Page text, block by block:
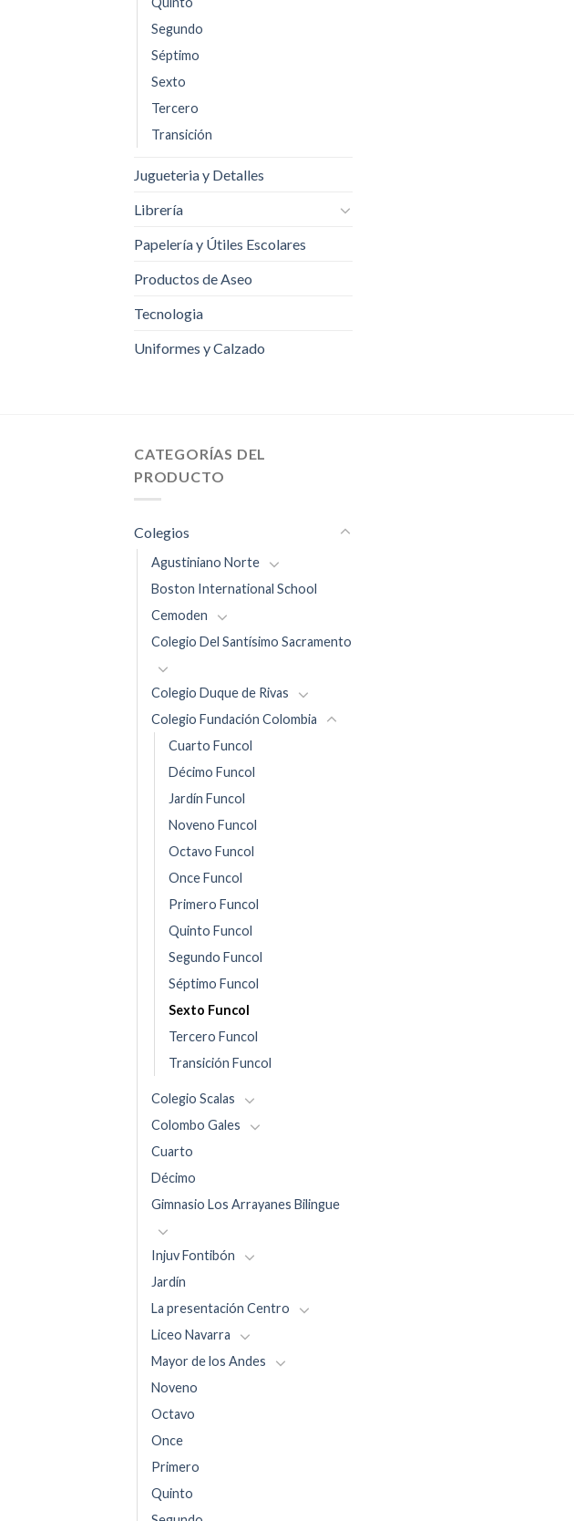
Segundo
Séptimo
Sexto
Tercero
Transición
Jugueteria y Detalles
Librería
Papelería y Útiles Escolares
Productos de Aseo
Tecnologia
Uniformes y Calzado
CATEGORÍAS DEL
PRODUCTO
Colegios
Agustiniano Norte
Boston International School
Cemoden
Colegio Del Santísimo Sacramento
Colegio Duque de Rivas
Colegio Fundación Colombia
Cuarto Funcol
Décimo Funcol
Jardín Funcol
Noveno Funcol
Octavo Funcol
Once Funcol
Primero Funcol
Quinto Funcol
Segundo Funcol
Séptimo Funcol
Sexto Funcol
Tercero Funcol
Transición Funcol
Colegio Scalas
Colombo Gales
Cuarto
Décimo
Gimnasio Los Arrayanes Bilingue
Injuv Fontibón
Jardín
La presentación Centro
Liceo Navarra
Mayor de los Andes
Noveno
Octavo
Once
Primero
Quinto